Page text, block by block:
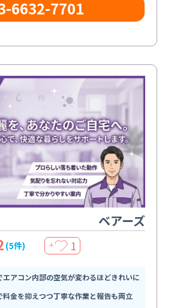
6632-7701
ベアーズ
(5件) ＋ 1
エアコン内部の空気が変わるほどきれいに
料金を抑えつつ丁寧な作業と報告も両立